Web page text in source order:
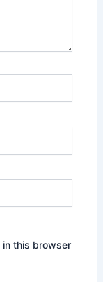
in this browser